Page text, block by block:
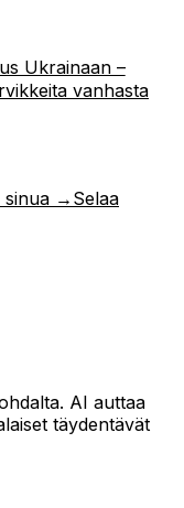
Ukrainaan –
vanhasta
sinua →Selaa
AI auttaa
täydentävät